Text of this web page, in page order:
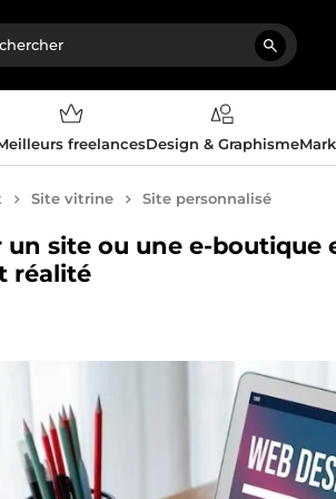
freelancesDesign & Graphisme
Site vitrine Site personnalisé
un site ou une e-
réalité